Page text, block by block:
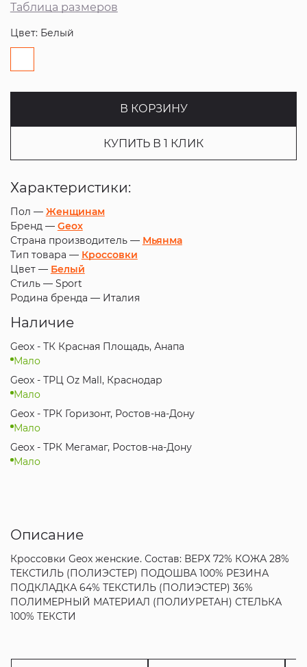
Таблица размеров
Цвет: Белый
В КОРЗИНУ
КУПИТЬ В 1 КЛИК
Характеристики:
Пол — Женщинам
Бренд — Geox
Страна производитель — Мьянма
Тип товара — Кроссовки
Цвет — Белый
Стиль — Sport
Родина бренда — Италия
Наличие
Geox - ТК Красная Площадь, Анапа
Мало
Geox - ТРЦ Oz Mall, Краснодар
Мало
Geox - ТРК Горизонт, Ростов-на-Дону
Мало
Geox - ТРК Мегамаг, Ростов-на-Дону
Мало
Описание
Кроссовки Geox женские. Состав: ВЕРХ 72% КОЖА 28%
ТЕКСТИЛЬ (ПОЛИЭСТЕР) ПОДОШВА 100% РЕЗИНА
ПОДКЛАДКА 64% ТЕКСТИЛЬ (ПОЛИЭСТЕР) 36%
ПОЛИМЕРНЫЙ МАТЕРИАЛ (ПОЛИУРЕТАН) СТЕЛЬКА
100% ТЕКСТИ